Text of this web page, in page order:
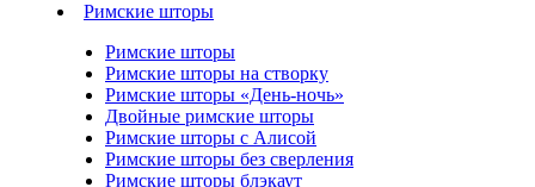
Римские шторы
Римские шторы
Римские шторы на створку
Римские шторы «День-ночь»
Двойные римские шторы
Римские шторы с Алисой
Римские шторы без сверления
Римские шторы блэкаут